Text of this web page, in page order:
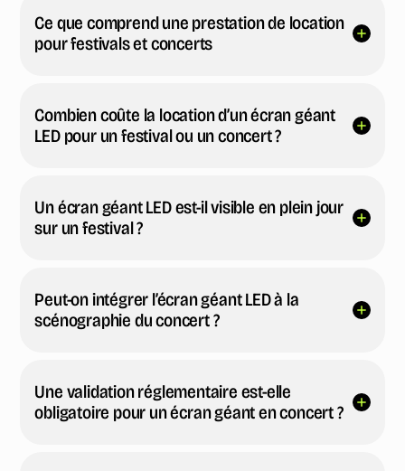
Ce que comprend une prestation de location
pour festivals et concerts
Combien coûte la location d’un écran géant
LED pour un festival ou un concert ?
Un écran géant LED est-il visible en plein jour
sur un festival ?
Peut-on intégrer l’écran géant LED à la
scénographie du concert ?
Une validation réglementaire est-elle
obligatoire pour un écran géant en concert ?